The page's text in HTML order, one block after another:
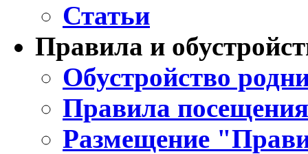
Статьи
Правила и
Обустройство
Правила
Размещение